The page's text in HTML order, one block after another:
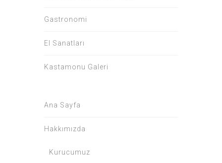
Gastronomi
El Sanatları
Kastamonu Galeri
Ana Sayfa
Hakkımızda
Kurucumuz